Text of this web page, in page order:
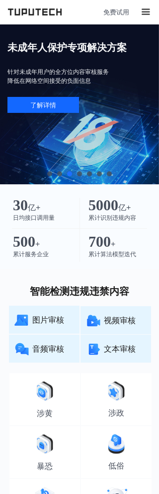
免费试用 끀
智能检测违规违禁内容
涉黄 涉政
暴恐 低俗
音频审核
视频审核
图片审核
文本审核
30亿+
日均接口调用量
5000亿+
累计识别违规内容
500+
累计服务企业
700+
累计算法模型迭代
未成年人保护专项解决方案
针对未成年用户的全方位内容审核服务
降低在网络空间接受的负面信息
立即试用
了解详情